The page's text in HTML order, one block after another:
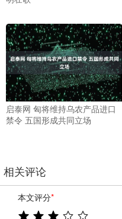
启泰网 匈将维持乌农产品进口
禁令 五国形成共同立场
相关评论
本文评分*